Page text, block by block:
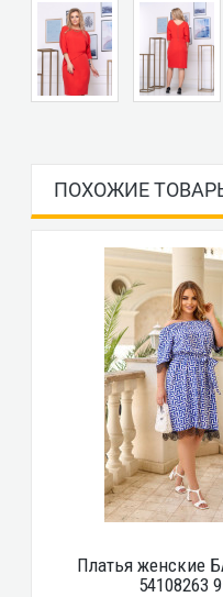
ПОХОЖИЕ
Платья женские
54108263